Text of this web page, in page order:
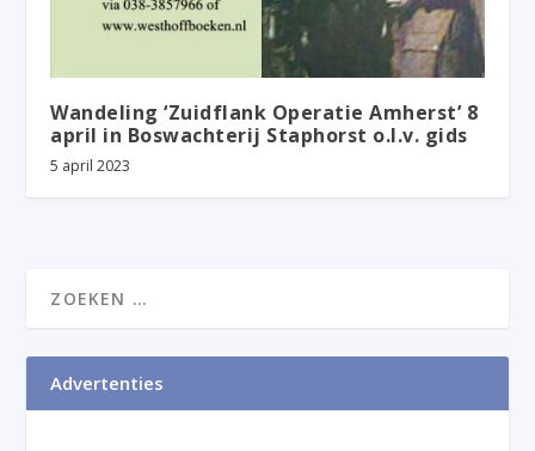
Wandeling ‘Zuidflank Operatie Amherst’ 8
april in Boswachterij Staphorst o.l.v. gids
5 april 2023
Advertenties